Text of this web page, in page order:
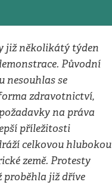
již několikátý týden
Původní
nesouhlas se
zdravotnictví,
na práva
příležitosti
celkovou hlubokou
země. Protesty
proběhla již dříve